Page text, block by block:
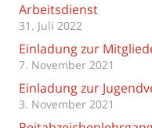
Arbeitsdienst
31. Juli 2022
Einladung zur
7. November 2021
Einladung zur
3. November 2021